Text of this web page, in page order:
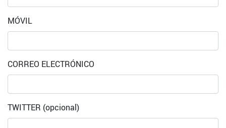
MÓVIL
CORREO ELECTRÓNICO
TWITTER (opcional)